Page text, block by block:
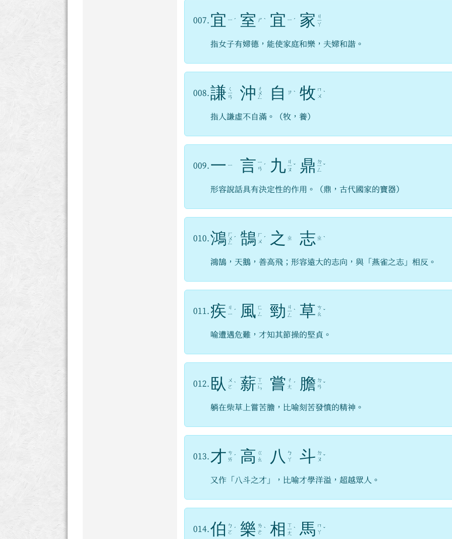
007. 宜 ㄧ ˊ 室 ㄕ ˋ 宜 ㄧ ˊ 家 ㄐ
ㄧ
ㄚ
指女子有婦德，能使家庭和樂，夫婦和諧。
008. 謙 ㄑ
ㄧ
ㄢ 沖 ㄔ
ㄨ
ㄥ 自 ㄗ ˋ 牧 ㄇ
ㄨ ˋ
指人謙虛不自滿。（牧，養）
009. 一 ㄧ 言 ㄧ
ㄢ ˊ 九 ㄐ
ㄧ
ㄡ
ˇ 鼎 ㄉ
ㄧ
ㄥ
ˇ
形容說話具有決定性的作用。（鼎，古代國家的寶器）
010. 鴻 ㄏ
ㄨ
ㄥ
ˊ 鵠 ㄏ
ㄨ ˊ 之 ㄓ 志 ㄓ ˋ
鴻鵠，天鵝，善高飛；形容遠大的志向，與「燕雀之志」相反。
011. 疾 ㄐ
ㄧ ˊ 風 ㄈ
ㄥ
勁 ㄐ
ㄧ
ㄥ
ˋ 草 ㄘ
ㄠ ˇ
喻遭遇危難，才知其節操的堅貞。
012. 臥
ㄨ
ㄛ ˋ 薪 ㄒ
ㄧ
ㄣ 嘗 ㄔ
ㄤ ˊ 膽 ㄉ
ㄢ ˇ
躺在柴草上嘗苦膽，比喻刻苦發憤的精神。
013. 才 ㄘ
ㄞ ˊ 高 ㄍ
ㄠ
八
ㄅ
ㄚ
斗 ㄉ
ㄡ ˇ
又作「八斗之才」，比喻才學洋溢，超越眾人。
014. 伯 ㄅ
ㄛ ˊ 樂 ㄌ
ㄜ ˋ 相 ㄒ
ㄧ
ㄤ
ˋ 馬 ㄇ
ㄚ ˇ